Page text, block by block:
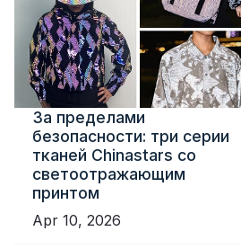
За пределами
безопасности: три серии
тканей Chinastars со
светоотражающим
принтом
Apr 10, 2026